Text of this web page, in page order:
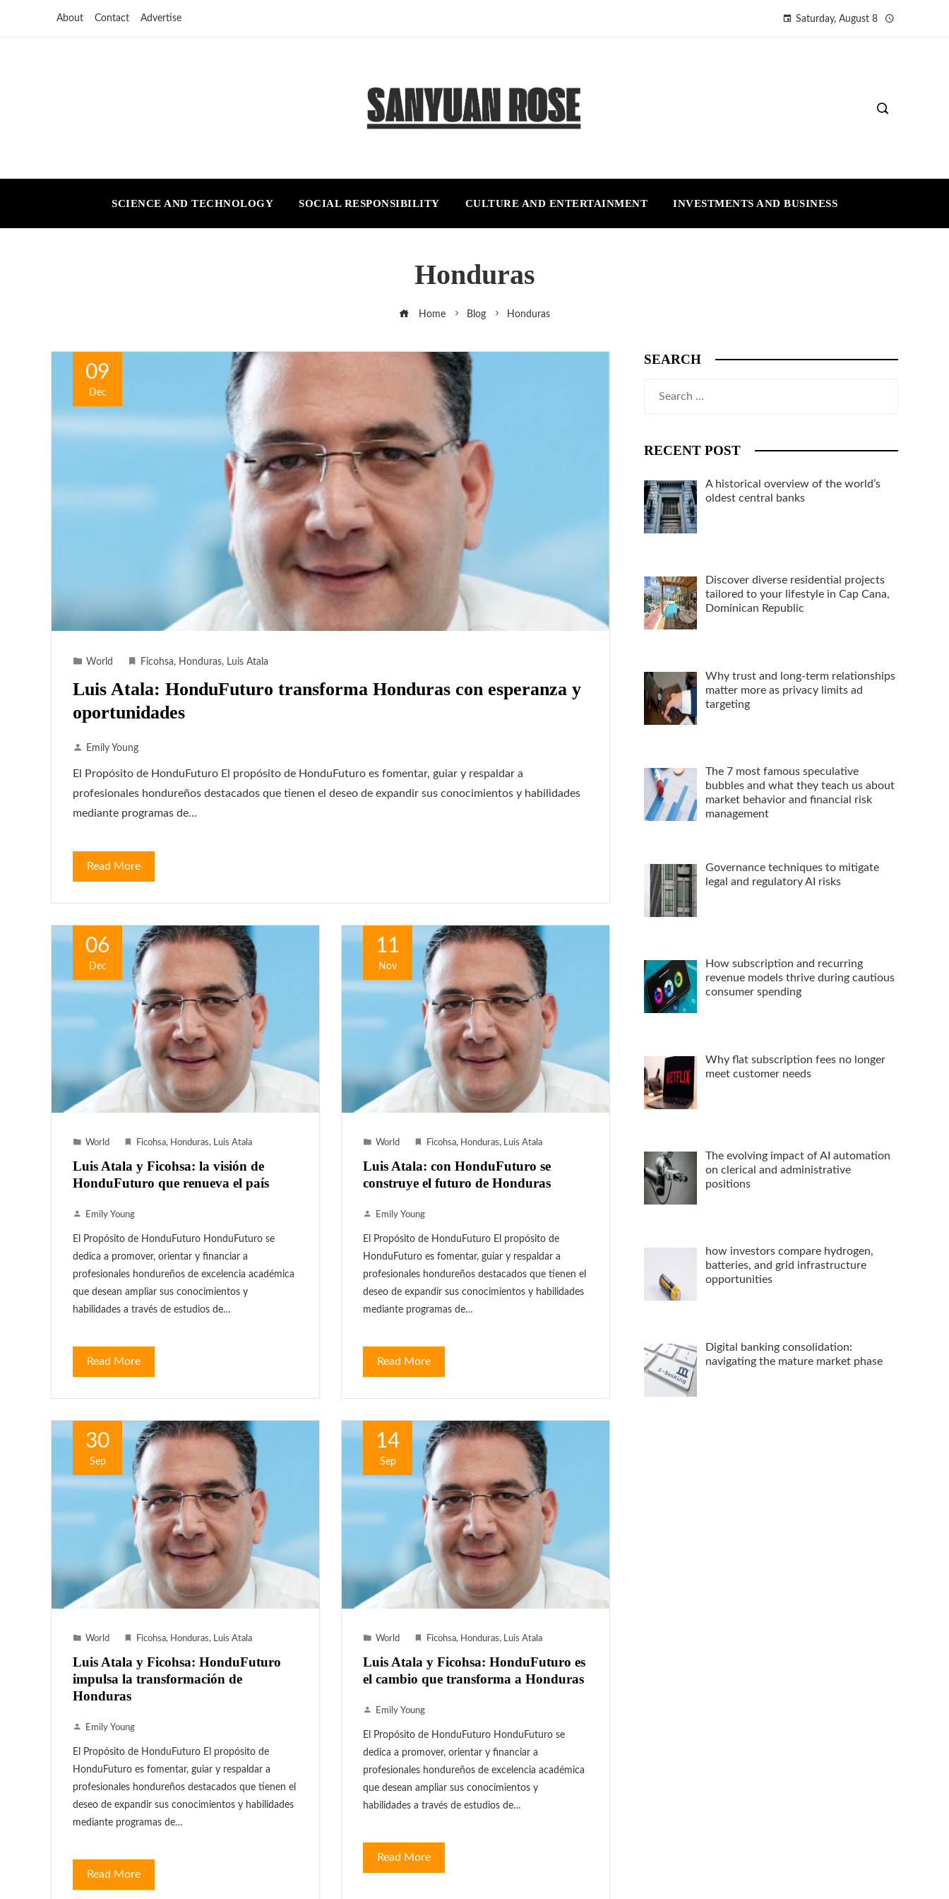
About Contact Advertise Saturday, August 8
SCIENCE AND TECHNOLOGY SOCIAL RESPONSIBILITY CULTURE AND ENTERTAINMENT INVESTMENTS AND BUSINESS
Honduras
Home Blog Honduras
09
Dec
World Ficohsa, Honduras, Luis Atala
Luis Atala: HonduFuturo transforma Honduras con esperanza y
oportunidades
Emily Young
El Propósito de HonduFuturo El propósito de HonduFuturo es fomentar, guiar y respaldar a
profesionales hondureños destacados que tienen el deseo de expandir sus conocimientos y habilidades
mediante programas de…
Read More
06
Dec
World Ficohsa, Honduras, Luis Atala
Luis Atala y Ficohsa: la visión de
HonduFuturo que renueva el país
Emily Young
El Propósito de HonduFuturo HonduFuturo se
dedica a promover, orientar y financiar a
profesionales hondureños de excelencia académica
que desean ampliar sus conocimientos y
habilidades a través de estudios de…
Read More
11
Nov
World Ficohsa, Honduras, Luis Atala
Luis Atala: con HonduFuturo se
construye el futuro de Honduras
Emily Young
El Propósito de HonduFuturo El propósito de
HonduFuturo es fomentar, guiar y respaldar a
profesionales hondureños destacados que tienen el
deseo de expandir sus conocimientos y habilidades
mediante programas de…
Read More
30
Sep
World Ficohsa, Honduras, Luis Atala
Luis Atala y Ficohsa: HonduFuturo
impulsa la transformación de
Honduras
Emily Young
El Propósito de HonduFuturo El propósito de
HonduFuturo es fomentar, guiar y respaldar a
profesionales hondureños destacados que tienen el
deseo de expandir sus conocimientos y habilidades
mediante programas de…
Read More
14
Sep
World Ficohsa, Honduras, Luis Atala
Luis Atala y Ficohsa: HonduFuturo es
el cambio que transforma a Honduras
Emily Young
El Propósito de HonduFuturo HonduFuturo se
dedica a promover, orientar y financiar a
profesionales hondureños de excelencia académica
que desean ampliar sus conocimientos y
habilidades a través de estudios de…
Read More
SEARCH
RECENT POST
A historical overview of the world’s
oldest central banks
Discover diverse residential projects
tailored to your lifestyle in Cap Cana,
Dominican Republic
Why trust and long-term relationships
matter more as privacy limits ad
targeting
The 7 most famous speculative
bubbles and what they teach us about
market behavior and financial risk
management
Governance techniques to mitigate
legal and regulatory AI risks
How subscription and recurring
revenue models thrive during cautious
consumer spending
Why flat subscription fees no longer
meet customer needs
The evolving impact of AI automation
on clerical and administrative
positions
how investors compare hydrogen,
batteries, and grid infrastructure
opportunities
Digital banking consolidation:
navigating the mature market phase